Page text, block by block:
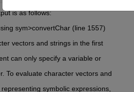
is as follows:
sym>convertChar (line 1557)
vectors and strings in the first
can only specify a variable or
To evaluate character vectors and
symbolic expressions,